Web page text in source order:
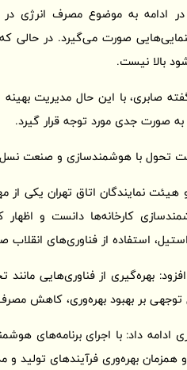
ادامه به موضوع مصرف انرژی در
صورت می‌گیرد. در
بالا نیست.
صابری، با این حال مدیریت
به صورت جدی مورد توجه قرار گیرد.
تحول با هوشمندسازی و صنعت نسل
هیئت نمایندگان اتاق تهران یکی
کارخانه‌ها دانست و اظهار
استفاده از فناوری‌های
بهره‌گیری از فناوری‌هایی
توجهی بر بهبود بهره‌وری، کاهش
ادامه داد: با اجرای برنامه‌های
همزمان بهره‌وری فرآیندهای تولید و